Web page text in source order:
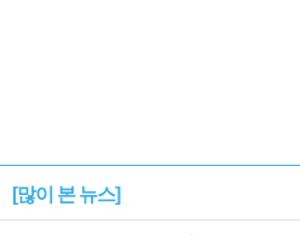
[많이 본 뉴스]